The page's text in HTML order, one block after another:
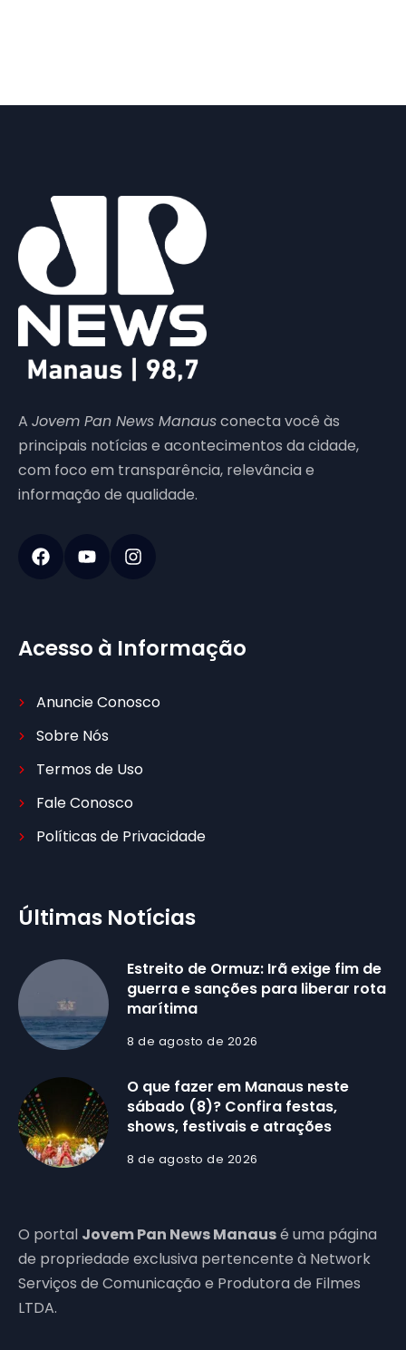
A Jovem Pan News Manausconecta você às
principais notícias e acontecimentos da cidade,
com foco em transparência, relevância e
informação de qualidade.
Acesso à Informação
Anuncie Conosco
Sobre Nós
Termos de Uso
Fale Conosco
Políticas de Privacidade
Últimas Notícias
Estreito de Ormuz: Irã exige fim de
guerra e sanções para liberar rota
marítima
8 de agosto de 2026
O que fazer em Manaus neste
sábado (8)? Confira festas,
shows, festivais e atrações
8 de agosto de 2026
O portal Jovem Pan News Manausé uma página
de propriedade exclusiva pertencente à Network
Serviços de Comunicação e Produtora de Filmes
LTDA.